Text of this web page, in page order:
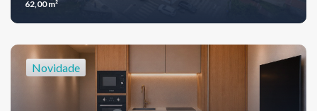
62,00 m²
Novidade